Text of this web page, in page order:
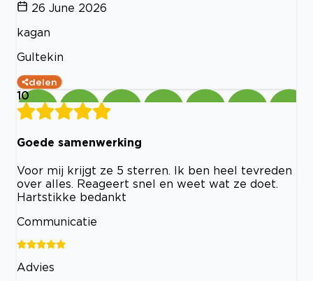
26 June 2026
kagan
Gultekin
delen
10
Goede samenwerking
Voor mij krijgt ze 5 sterren. Ik ben heel tevreden
over alles. Reageert snel en weet wat ze doet.
Hartstikke bedankt
Communicatie
Advies